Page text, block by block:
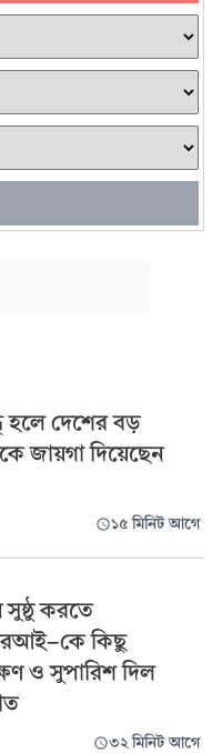
হলে দেশের বড়
জায়গা দিয়েছেন
১৫ মিনিট আগে
সুষ্ঠু করতে
কে কিছু
ও সুপারিশ দিল
৩২ মিনিট আগে